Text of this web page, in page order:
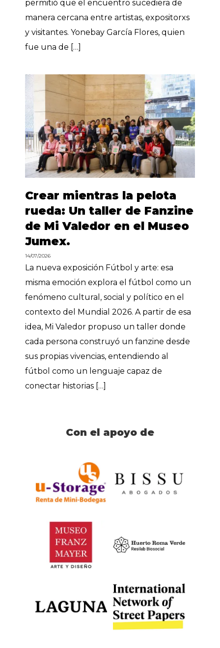
permitió que el encuentro sucediera de
manera cercana entre artistas, expositorxs
y visitantes. Yonebay García Flores, quien
fue una de […]
Crear mientras la pelota
rueda: Un taller de Fanzine
de Mi Valedor en el Museo
Jumex.
14/07/2026
La nueva exposición Fútbol y arte: esa
misma emoción explora el fútbol como un
fenómeno cultural, social y político en el
contexto del Mundial 2026. A partir de esa
idea, Mi Valedor propuso un taller donde
cada persona construyó un fanzine desde
sus propias vivencias, entendiendo al
fútbol como un lenguaje capaz de
conectar historias […]
Con el apoyo de